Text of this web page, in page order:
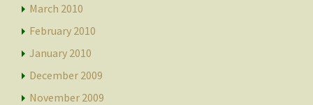
March 2010
February 2010
January 2010
December 2009
November 2009